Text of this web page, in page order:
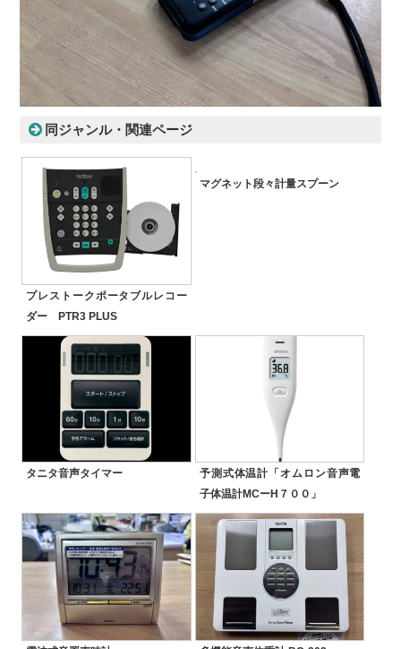
同ジャンル・関連ページ
プレストークポータブルレコー
ダー PTR3 PLUS
マグネット段々計量スプーン
タニタ音声タイマー
予測式体温計「オムロン音声電
子体温計MCーH７００」